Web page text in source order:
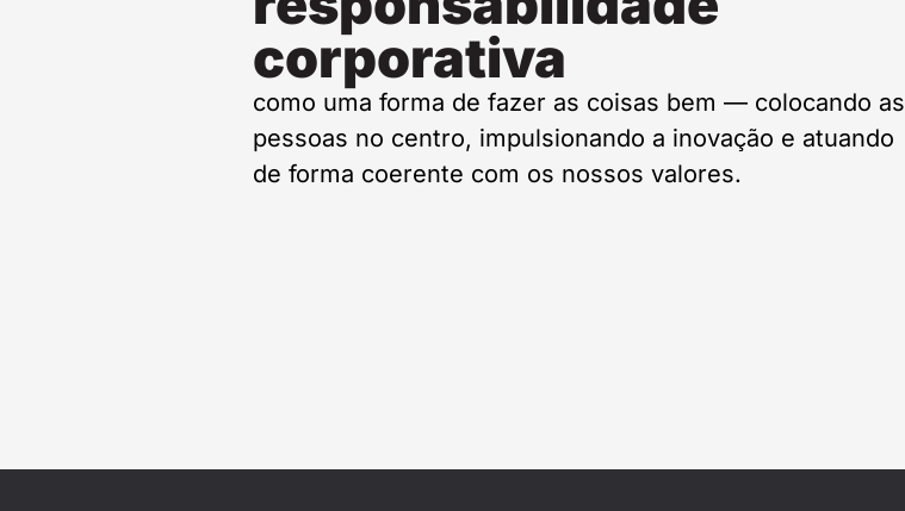
corporativa
como uma forma de fazer as coisas bem — colocando as
pessoas no centro, impulsionando a inovação e atuando
de forma coerente com os nossos valores.